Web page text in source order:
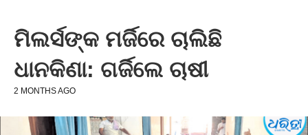
ମିଲର୍ସଙ୍କ ମର୍ଜିରେ ଚାଲିଛି
ଧାନକିଣା: ଗର୍ଜିଲେ ଚାଷୀ
2 MONTHS AGO